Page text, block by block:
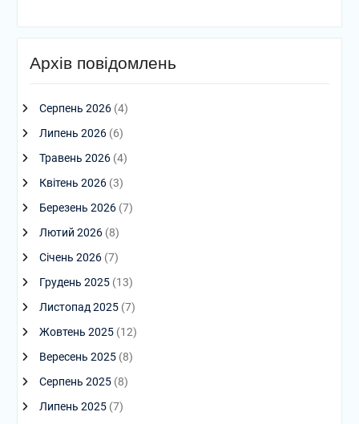
Архів повідомлень
Серпень 2026(4)
Липень 2026(6)
Травень 2026(4)
Квітень 2026(3)
Березень 2026(7)
Лютий 2026(8)
Січень 2026(7)
Грудень 2025(13)
Листопад 2025(7)
Жовтень 2025(12)
Вересень 2025(8)
Серпень 2025(8)
Липень 2025(7)